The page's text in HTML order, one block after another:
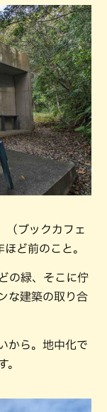
ブックカフェ
ど前のこと。
の緑、そこに佇
な建築の取り合
から。地中化で
。